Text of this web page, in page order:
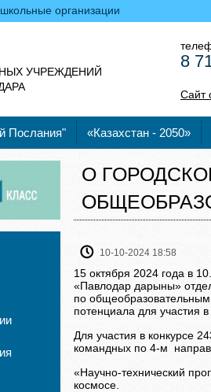
организации
УЧРЕЖДЕНИЙ
8
Сайт
Послания" «Казахстан - 2050»
О
10-10-2024 18:58
15 октября 2024 года в
«Павлодар дарыны»
по
потенциала для участия
Для участия в конкурсе
командных по 4-м
«Научно-технический
космосе.